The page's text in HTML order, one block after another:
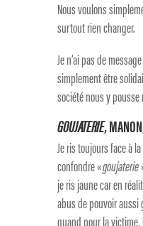
Nous voulons
surtout rien changer.
Je n’ai pas de
simplement être
société nous y
GOUJATERIE,
Je ris toujours face à
confondre «goujaterie
je ris jaune car en
abus de pouvoir
quand pour la